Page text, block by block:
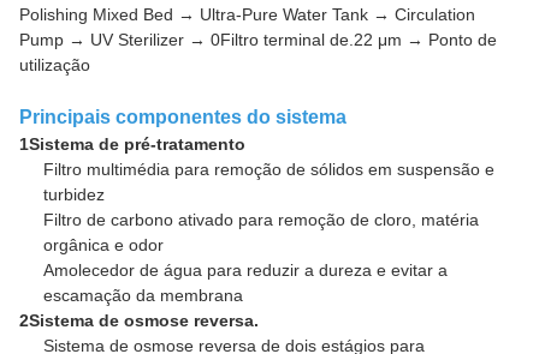
Polishing Mixed Bed → Ultra-Pure Water Tank → Circulation
Pump → UV Sterilizer → 0Filtro terminal de.22 μm → Ponto de
utilização
Principais componentes do sistema
1Sistema de pré-tratamento
Filtro multimédia para remoção de sólidos em suspensão e
turbidez
Filtro de carbono ativado para remoção de cloro, matéria
orgânica e odor
Amolecedor de água para reduzir a dureza e evitar a
escamação da membrana
2Sistema de osmose reversa.
Sistema de osmose reversa de dois estágios para